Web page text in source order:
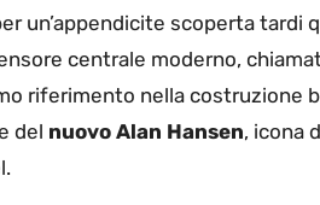
un’appendicite scoperta tardi
centrale moderno,
riferimento nella costruzione
del nuovo Alan Hansen, icona